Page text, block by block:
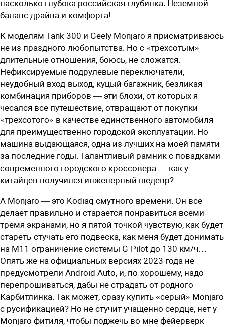
насколько глубока российская глубинка. Неземной
баланс драйва и комфорта!
К моделям Tank 300 и Geely Monjaro я присматриваюсь
не из праздного любопытства. Но с «трехсотым»
длительные отношения, боюсь, не сложатся.
Нефиксируемые подрулевые переключатели,
неудобный вход-выход, куцый багажник, безликая
комбинация приборов — эти блохи, от которых я
чесался все путешествие, отвращают от покупки
«трехсотого» в качестве единственного автомобиля
для пре­имущественно городской эксплуатации. Но
машина выдающаяся, одна из лучших на моей памяти
за последние годы. Талантливый рамник с повадками
современного городского кроссовера — как у
китайцев получился инженерный шедевр?
А Monjaro — это Kodiaq смутного времени. Он все
делает правильно и старается понравиться всеми
тремя экранами, но я пятой точкой чувствую, как будет
стареть-стучать его подвеска, как меня будет донимать
на М11 ограничение системы G-Pilot до 130 км/ч…
Опять же на официальных версиях 2023 года не
предусмотрели Android Auto, и, ­по-хорошему, надо
перепрошиваться, дабы не страдать от родного ­
Карбитлинка. Так может, сразу купить «серый» Monjaro
с русификацией? Но не стучит учащенно сердце, нет у
Monjaro фитиля, чтобы поджечь во мне фейерверк